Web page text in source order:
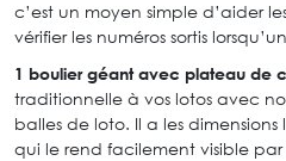
c’est un moyen simple d’aider
vérifier les numéros sortis
1 boulier géant avec plateau de
traditionnelle à vos lotos avec
balles de loto. Il a les
qui le rend facilement visible